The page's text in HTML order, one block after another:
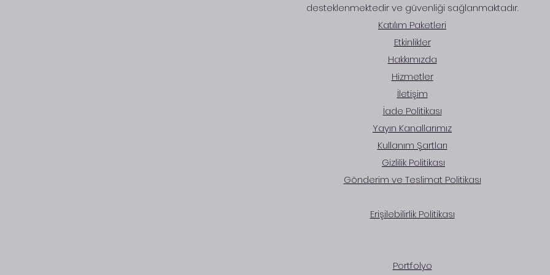
desteklenmektedir ve güvenliği sağlanmaktadır.
Katılım Paketleri​
Etkinlikler
Hakkımızda
Hizmetler
İletişim
İade Politikası
Yayın Kanallarımız
Kullanım Şartları
Gizlilik Politikası​
Gönderim ve Teslimat Politikası
Erişilebilirlik Politikası
Portfolyo